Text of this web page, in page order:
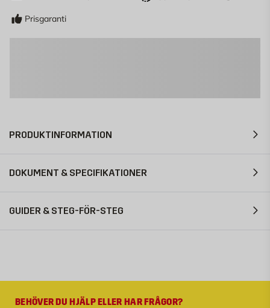
Prisgaranti
PRODUKTINFORMATION
DOKUMENT & SPECIFIKATIONER
GUIDER & STEG-FÖR-STEG
BEHÖVER DU HJÄLP ELLER HAR FRÅGOR?